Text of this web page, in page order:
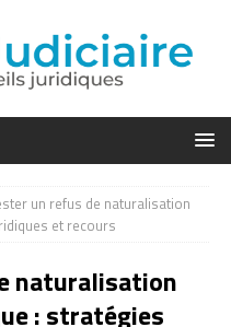
un refus de naturalisation
et recours
naturalisation
: stratégies